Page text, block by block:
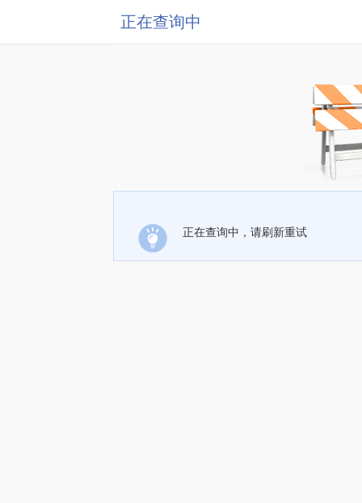
正在查询中
正在查询中，请刷新重试